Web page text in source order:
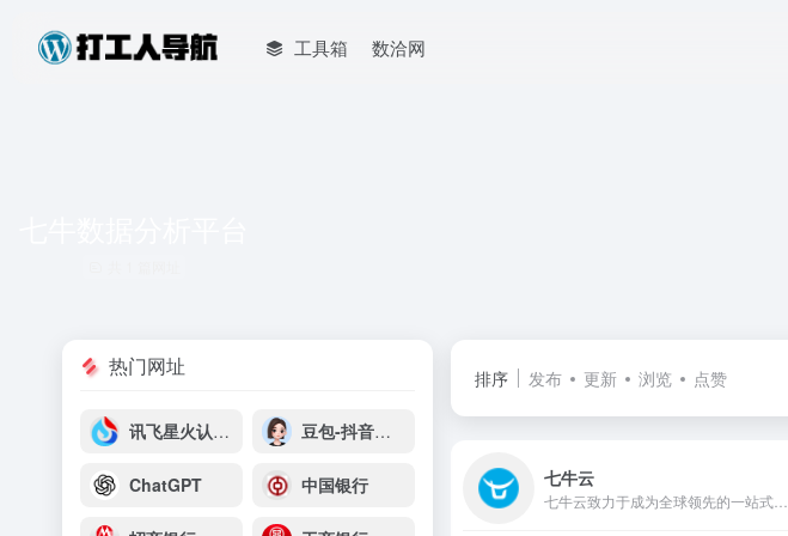
工具箱 数洽网
排序 发布 更新 浏览 点赞
七牛云
热门网址
讯飞星火认知大模型 豆包-抖音云雀平台
ChatGPT 中国银行